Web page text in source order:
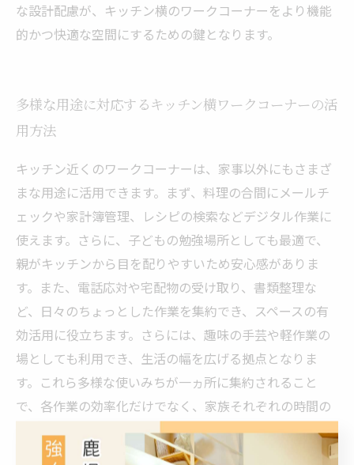
な設計配慮が、キッチン横のワークコーナーをより機能
的かつ快適な空間にするための鍵となります。
多様な用途に対応するキッチン横ワークコーナーの活
用方法
キッチン近くのワークコーナーは、家事以外にもさまざ
まな用途に活用できます。まず、料理の合間にメールチ
ェックや家計簿管理、レシピの検索などデジタル作業に
使えます。さらに、子どもの勉強場所としても最適で、
親がキッチンから目を配りやすいため安心感がありま
す。また、電話応対や宅配物の受け取り、書類整理な
ど、日々のちょっとした作業を集約でき、スペースの有
効活用に役立ちます。さらには、趣味の手芸や軽作業の
場としても利用でき、生活の幅を広げる拠点となりま
す。これら多様な使いみちが一ヵ所に集約されること
で、各作業の効率化だけでなく、家族それぞれの時間の
共有やコミュニケーション促進にもつながるのです。こ
のように、キッチン横ワークコーナーは単なる作業スペ